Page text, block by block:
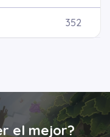
352
el mejor?